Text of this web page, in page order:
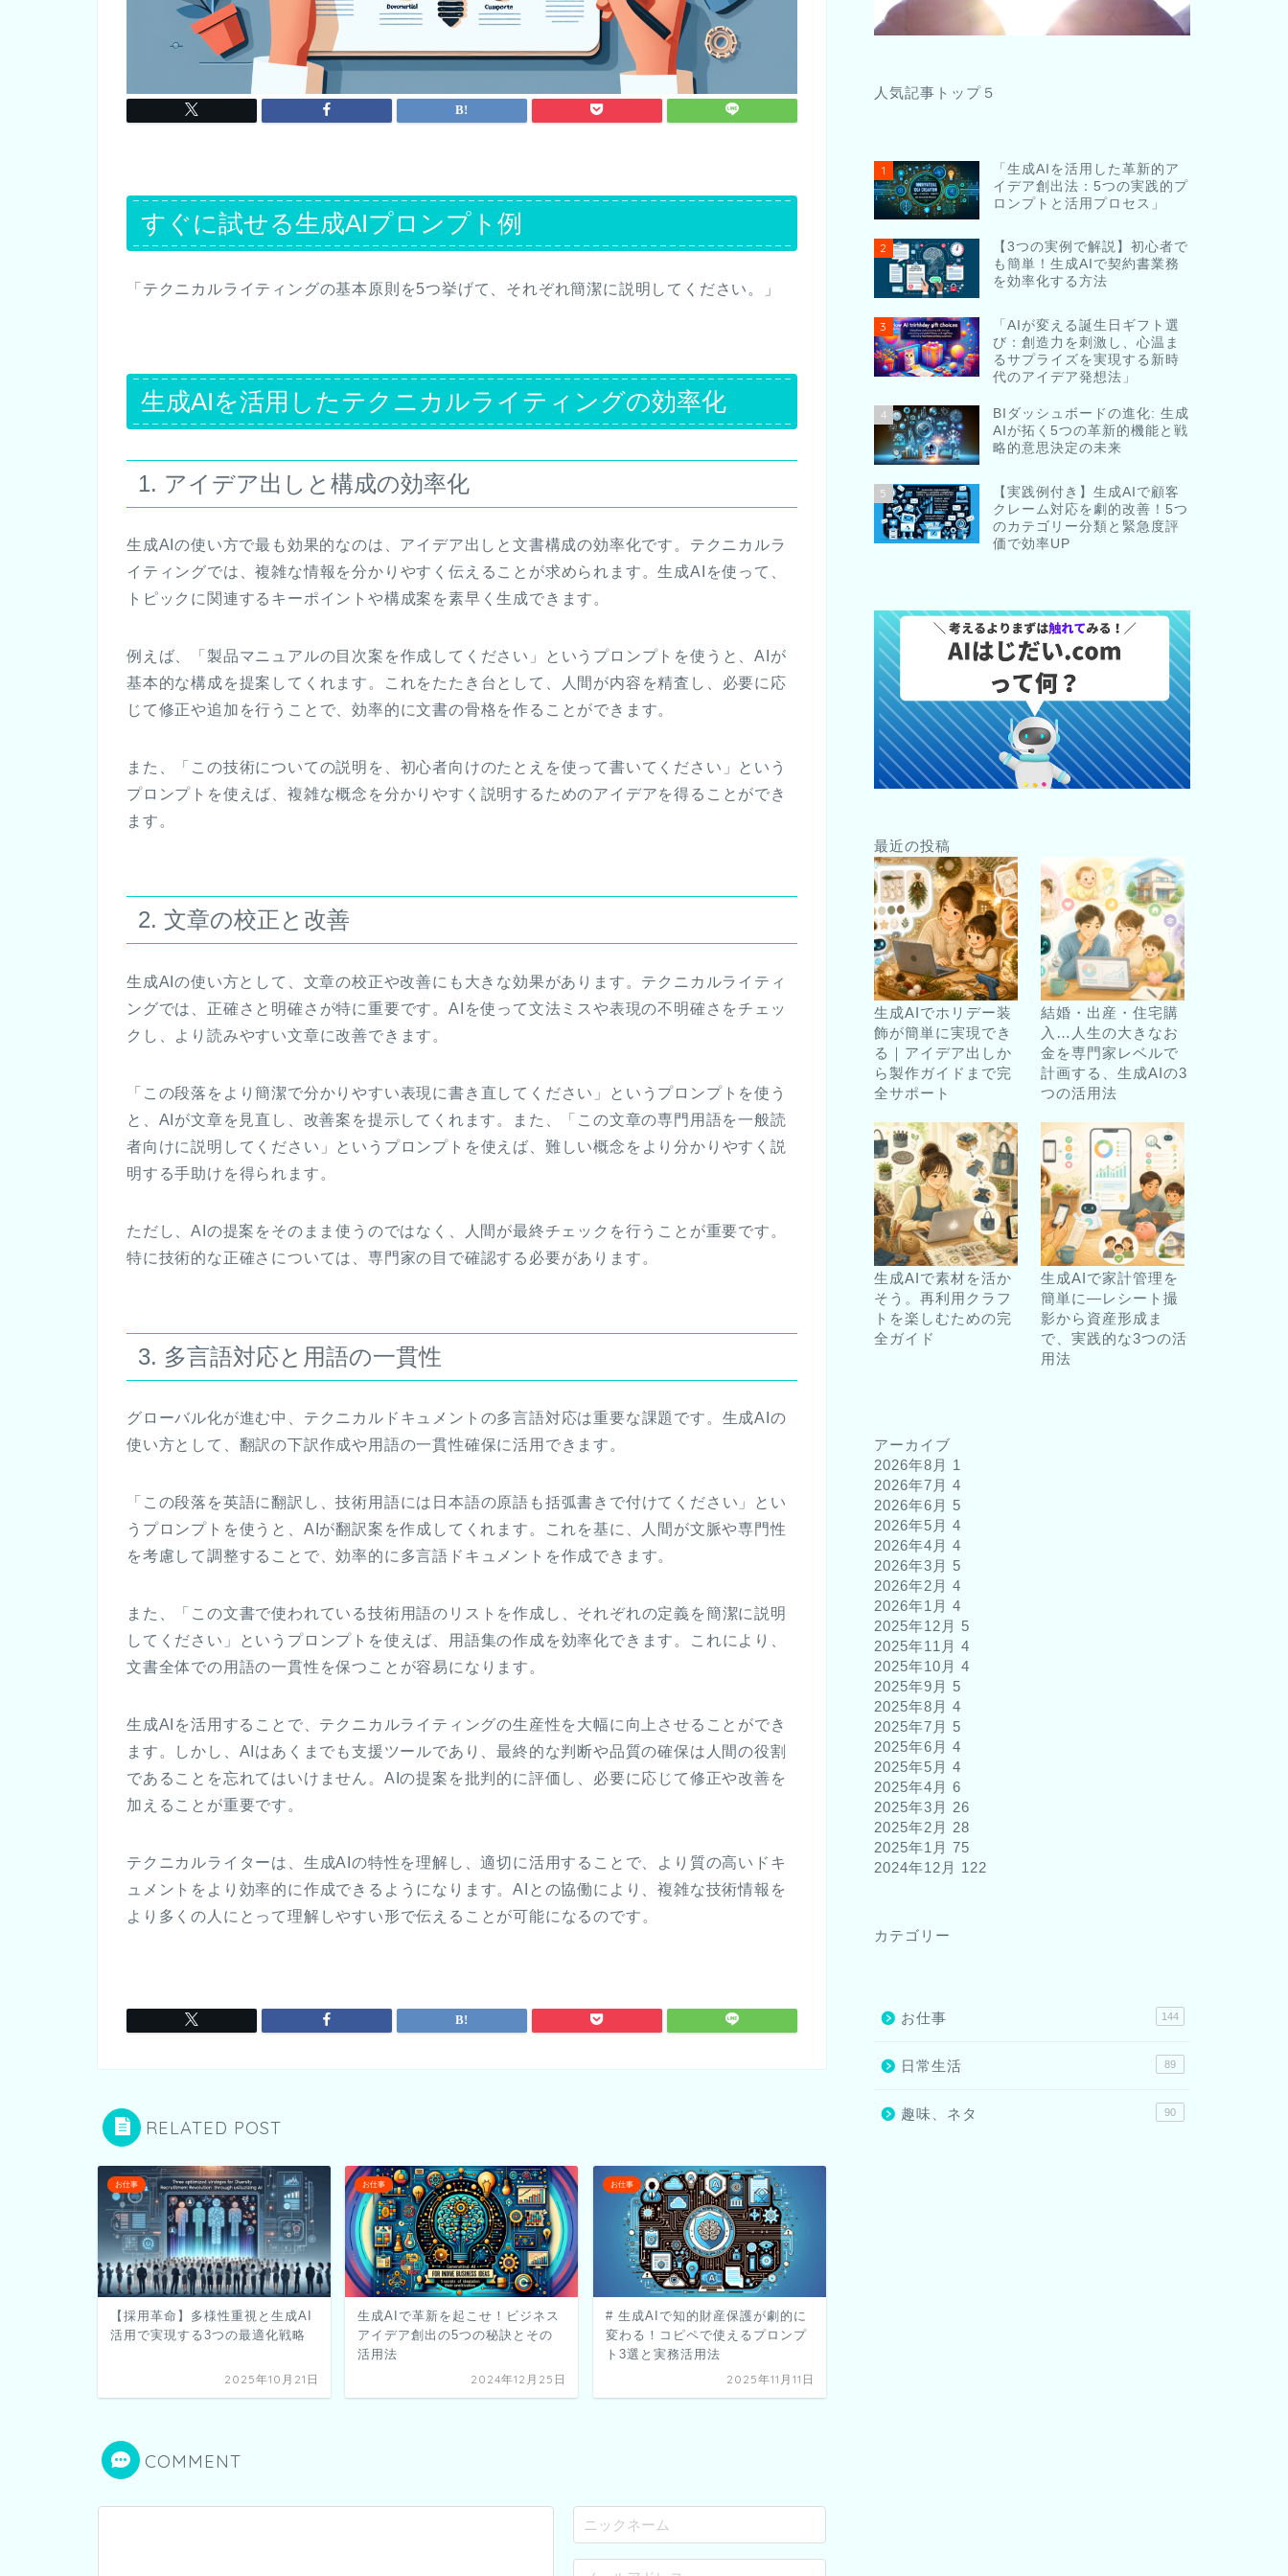
すぐに試せる生成AIプロンプト例
「テクニカルライティングの基本原則を5つ挙げて、それぞれ簡潔に説明してください。」
生成AIを活用したテクニカルライティングの効率化
1. アイデア出しと構成の効率化
生成AIの使い方で最も効果的なのは、アイデア出しと文書構成の効率化です。テクニカルラ
イティングでは、複雑な情報を分かりやすく伝えることが求められます。生成AIを使って、
トピックに関連するキーポイントや構成案を素早く生成できます。
例えば、「製品マニュアルの目次案を作成してください」というプロンプトを使うと、AIが
基本的な構成を提案してくれます。これをたたき台として、人間が内容を精査し、必要に応
じて修正や追加を行うことで、効率的に文書の骨格を作ることができます。
また、「この技術についての説明を、初心者向けのたとえを使って書いてください」という
プロンプトを使えば、複雑な概念を分かりやすく説明するためのアイデアを得ることができ
ます。
2. 文章の校正と改善
生成AIの使い方として、文章の校正や改善にも大きな効果があります。テクニカルライティ
ングでは、正確さと明確さが特に重要です。AIを使って文法ミスや表現の不明確さをチェッ
クし、より読みやすい文章に改善できます。
「この段落をより簡潔で分かりやすい表現に書き直してください」というプロンプトを使う
と、AIが文章を見直し、改善案を提示してくれます。また、「この文章の専門用語を一般読
者向けに説明してください」というプロンプトを使えば、難しい概念をより分かりやすく説
明する手助けを得られます。
ただし、AIの提案をそのまま使うのではなく、人間が最終チェックを行うことが重要です。
特に技術的な正確さについては、専門家の目で確認する必要があります。
3. 多言語対応と用語の一貫性
グローバル化が進む中、テクニカルドキュメントの多言語対応は重要な課題です。生成AIの
使い方として、翻訳の下訳作成や用語の一貫性確保に活用できます。
「この段落を英語に翻訳し、技術用語には日本語の原語も括弧書きで付けてください」とい
うプロンプトを使うと、AIが翻訳案を作成してくれます。これを基に、人間が文脈や専門性
を考慮して調整することで、効率的に多言語ドキュメントを作成できます。
また、「この文書で使われている技術用語のリストを作成し、それぞれの定義を簡潔に説明
してください」というプロンプトを使えば、用語集の作成を効率化できます。これにより、
文書全体での用語の一貫性を保つことが容易になります。
生成AIを活用することで、テクニカルライティングの生産性を大幅に向上させることができ
ます。しかし、AIはあくまでも支援ツールであり、最終的な判断や品質の確保は人間の役割
であることを忘れてはいけません。AIの提案を批判的に評価し、必要に応じて修正や改善を
加えることが重要です。
テクニカルライターは、生成AIの特性を理解し、適切に活用することで、より質の高いドキ
ュメントをより効率的に作成できるようになります。AIとの協働により、複雑な技術情報を
より多くの人にとって理解しやすい形で伝えることが可能になるのです。
RELATED POST
お仕事
【採用革命】多様性重視と生成AI
活用で実現する3つの最適化戦略
2025年10月21日
お仕事
生成AIで革新を起こせ！ビジネス
アイデア創出の5つの秘訣とその
活用法
2024年12月25日
お仕事
# 生成AIで知的財産保護が劇的に
変わる！コピペで使えるプロンプ
ト3選と実務活用法
2025年11月11日
COMMENT
人気記事トップ５
1
「生成AIを活用した革新的ア
イデア創出法：5つの実践的プ
ロンプトと活用プロセス」
2
【3つの実例で解説】初心者で
も簡単！生成AIで契約書業務
を効率化する方法
3
「AIが変える誕生日ギフト選
び：創造力を刺激し、心温ま
るサプライズを実現する新時
代のアイデア発想法」
4
BIダッシュボードの進化: 生成
AIが拓く5つの革新的機能と戦
略的意思決定の未来
5
【実践例付き】生成AIで顧客
クレーム対応を劇的改善！5つ
のカテゴリー分類と緊急度評
価で効率UP
最近の投稿
生成AIでホリデー装
飾が簡単に実現でき
る｜アイデア出しか
ら製作ガイドまで完
全サポート
結婚・出産・住宅購
入…人生の大きなお
金を専門家レベルで
計画する、生成AIの3
つの活用法
生成AIで素材を活か
そう。再利用クラフ
トを楽しむための完
全ガイド
生成AIで家計管理を
簡単に―レシート撮
影から資産形成ま
で、実践的な3つの活
用法
アーカイブ
2026年8月 1
2026年7月 4
2026年6月 5
2026年5月 4
2026年4月 4
2026年3月 5
2026年2月 4
2026年1月 4
2025年12月 5
2025年11月 4
2025年10月 4
2025年9月 5
2025年8月 4
2025年7月 5
2025年6月 4
2025年5月 4
2025年4月 6
2025年3月 26
2025年2月 28
2025年1月 75
2024年12月 122
カテゴリー
お仕事 144
日常生活 89
趣味、ネタ 90